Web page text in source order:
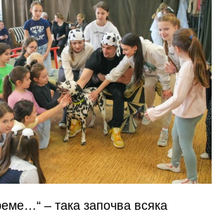
– така започва всяка